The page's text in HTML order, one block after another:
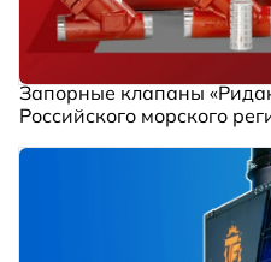
Запорные клапаны
Российского морского